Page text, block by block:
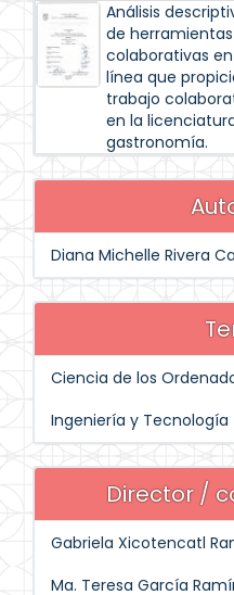
Análisis
de herramientas
colaborativas en
línea que
trabajo
en la
gastronomía.
Diana Michelle Rivera
Ciencia de los
Ingeniería y Tecnología
Director /
Gabriela Xicotencatl
Ma. Teresa García